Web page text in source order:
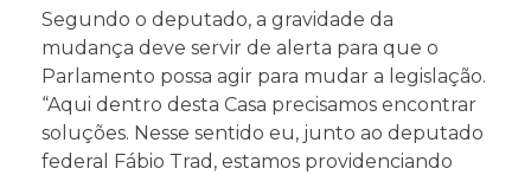
Segundo o deputado, a gravidade da
mudança deve servir de alerta para que o
Parlamento possa agir para mudar a legislação.
“Aqui dentro desta Casa precisamos encontrar
soluções. Nesse sentido eu, junto ao deputado
federal Fábio Trad, estamos providenciando